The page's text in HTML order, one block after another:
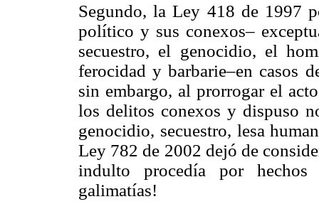
Segundo, la Ley 418 de 1997
político y sus conexos–
secuestro, el genocidio, el
ferocidad y barbarie–en casos
sin embargo, al prorrogar el
los delitos conexos y dispuso
genocidio, secuestro, lesa
Ley 782 de 2002 dejó de
indulto procedía por
galimatías!